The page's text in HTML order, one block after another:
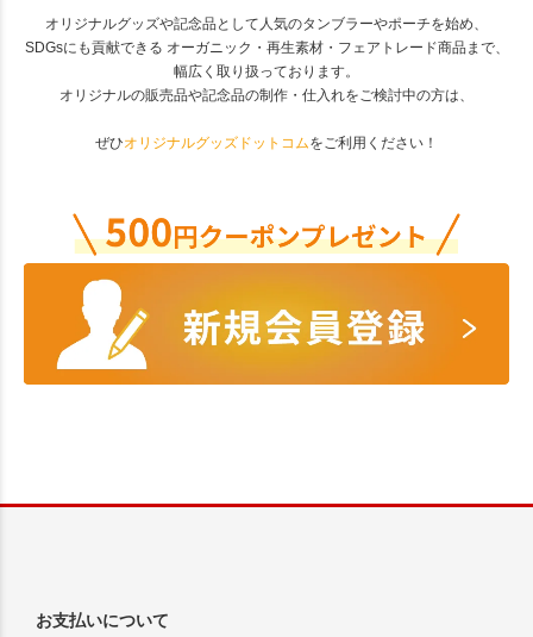
オリジナルグッズや記念品として人気のタンブラーやポーチを始め、
SDGsにも貢献できる オーガニック・再生素材・フェアトレード商品まで、
幅広く取り扱っております。
オリジナルの販売品や記念品の制作・仕入れをご検討中の方は、
ぜひオリジナルグッズドットコムをご利用ください！
お支払いについて